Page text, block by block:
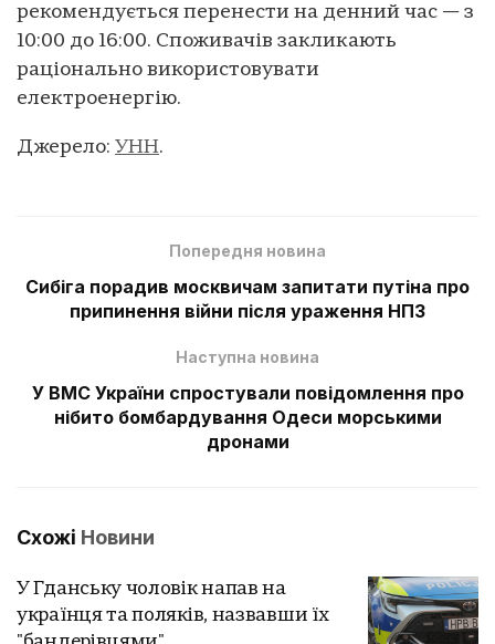
рекомендується перенести на денний час — з
10:00 до 16:00. Споживачів закликають
раціонально використовувати
електроенергію.
Джерело: УНН.
Попередня новина
Сибіга порадив москвичам запитати путіна про
припинення війни після ураження НПЗ
Наступна новина
У ВМС України спростували повідомлення про
нібито бомбардування Одеси морськими
дронами
Схожі Новини
У Гданську чоловік напав на
українця та поляків, назвавши їх